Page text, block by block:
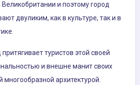
Великобритании и поэтому город
двуликим, как в культуре, так и в
притягивает туристов этой своей
и внешне манит своих
многообразной архитектурой.